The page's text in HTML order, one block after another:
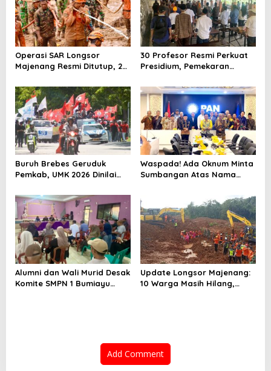
Operasi SAR Longsor
Majenang Resmi Ditutup, 2
hingga Hari ke-10
30 Profesor Resmi Perkuat
Presidium, Pemekaran
Terbendung
Buruh Brebes Geruduk
Pemkab, UMK 2026 Dinilai
Waspada! Ada Oknum Minta
Sumbangan Atas Nama
Alumni dan Wali Murid Desak
Komite SMPN 1 Bumiayu
Update Longsor Majenang:
10 Warga Masih Hilang,
Add Comment